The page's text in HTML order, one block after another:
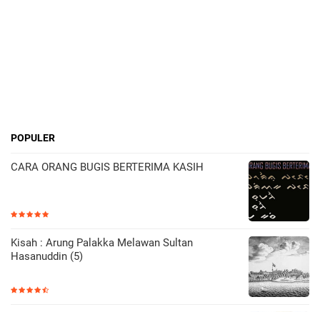
POPULER
CARA ORANG BUGIS BERTERIMA KASIH
Kisah : Arung Palakka Melawan Sultan
Hasanuddin (5)